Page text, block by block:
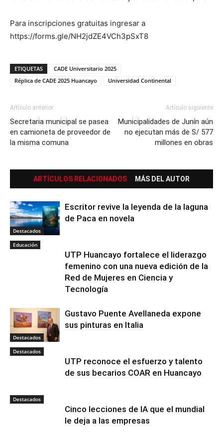
Para inscripciones gratuitas ingresar a
https://forms.gle/NH2jdZE4VCh3pSxT8
ETIQUETAS
CADE Universitario 2025
Réplica de CADE 2025 Huancayo
Universidad Continental
Artículo anterior
Secretaria municipal se pasea
en camioneta de proveedor de
la misma comuna
Artículo siguiente
Municipalidades de Junín aún
no ejecutan más de S/ 577
millones en obras
ARTÍCULOS RELACIONADOS MÁS DEL AUTOR
Destacados
Escritor revive la leyenda de la laguna
de Paca en novela
Educación
UTP Huancayo fortalece el liderazgo
femenino con una nueva edición de la
Red de Mujeres en Ciencia y
Tecnología
Destacados
Gustavo Puente Avellaneda expone
sus pinturas en Italia
Destacados
UTP reconoce el esfuerzo y talento
de sus becarios COAR en Huancayo
Destacados
Cinco lecciones de IA que el mundial
le deja a las empresas